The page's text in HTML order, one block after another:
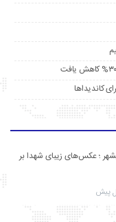
؛ عکس‌های زیبای شهدا بر